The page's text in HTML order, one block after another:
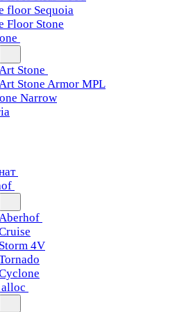
floor Sequoia
Floor Stone
Stone
Stone Armor MPL
Narrow
Storm 4V